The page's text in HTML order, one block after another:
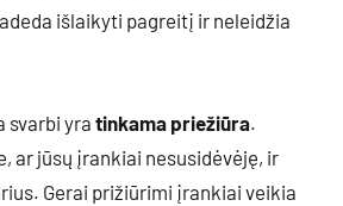
išlaikyti pagreitį ir neleidžia
svarbi yra tinkama priežiūra.
ar jūsų įrankiai nesusidėvėję, ir
Gerai prižiūrimi įrankiai veikia